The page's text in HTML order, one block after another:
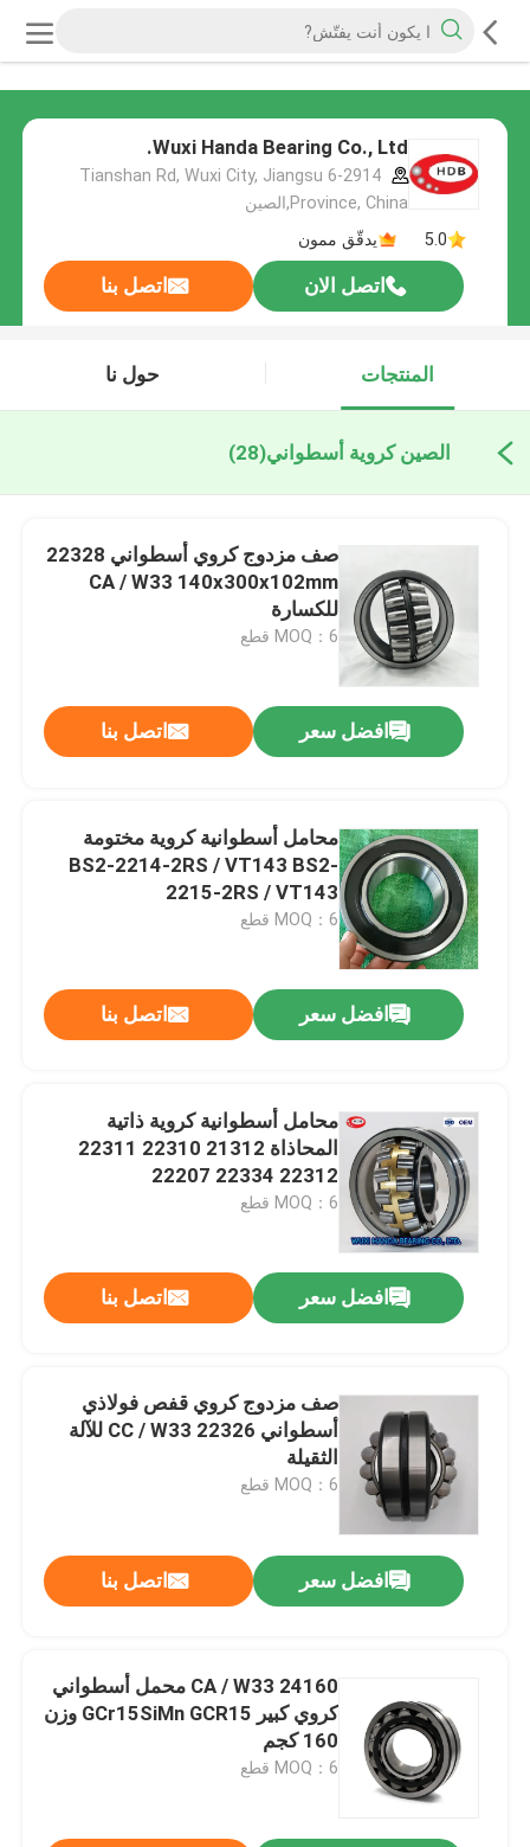
Wuxi Handa Bearing Co., Ltd.
6-2914 Tianshan Rd, Wuxi City, Jiangsu
Province, China,الصين
5.0
يدقّق ممون
اتصل الان اتصل بنا
المنتجات حول نا
الصين كروية أسطواني(28)
صف مزدوج كروي أسطواني 22328
CA / W33 140x300x102mm
للكسارة
MOQ：6 قطع
افضل سعر اتصل بنا
محامل أسطوانية كروية مختومة
BS2-2214-2RS / VT143 BS2-
2215-2RS / VT143
MOQ：6 قطع
افضل سعر اتصل بنا
محامل أسطوانية كروية ذاتية
المحاذاة 21312 22310 22311
22312 22334 22207
MOQ：6 قطع
افضل سعر اتصل بنا
صف مزدوج كروي قفص فولاذي
أسطواني 22326 CC / W33 للآلة
الثقيلة
MOQ：6 قطع
افضل سعر اتصل بنا
24160 CA / W33 محمل أسطواني
كروي كبير GCr15SiMn GCR15 وزن
160 كجم
MOQ：6 قطع